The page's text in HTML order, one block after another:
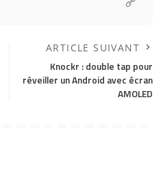
ARTICLE SUIVANT
Knockr : double tap pour
réveiller un Android avec écran
AMOLED